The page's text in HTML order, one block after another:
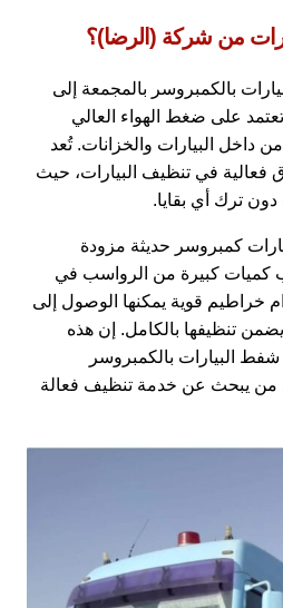
من شركة (الرضا)؟
بالكمبروسر بالمجمعة إلى
على ضغط الهواء العالي
داخل البيارات والخزانات. تُعد
فعالية في تنظيف البيارات، حيث
ترك أي بقايا.
كمبروسر حديثة مزودة
كميات كبيرة من الرواسب في
خراطيم قوية يمكنها الوصول إلى
يضمن تنظيفها بالكامل. إن هذه
شفط البيارات بالكمبروسر
من يبحث عن خدمة تنظيف فعالة